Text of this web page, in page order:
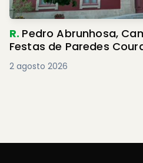
R. Pedro Abrunhosa,
Festas de Paredes
2 agosto 2026